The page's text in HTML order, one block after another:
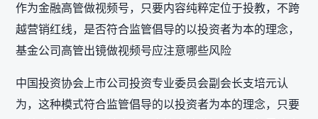
作为金融高管做视频号，只要内容纯粹定位于投教，不跨
越营销红线，是否符合监管倡导的以投资者为本的理念，
基金公司高管出镜做视频号应注意哪些风险
中国投资协会上市公司投资专业委员会副会长支培元认
为，这种模式符合监管倡导的‌以投资者为本‌的理念，只要